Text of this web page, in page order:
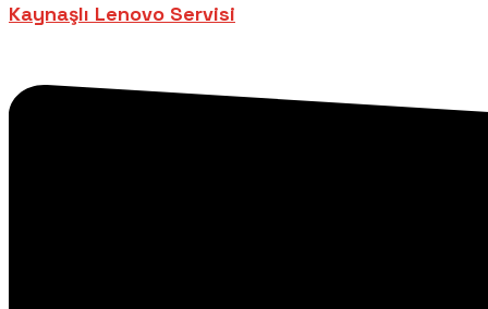
Kaynaşlı Lenovo Servisi